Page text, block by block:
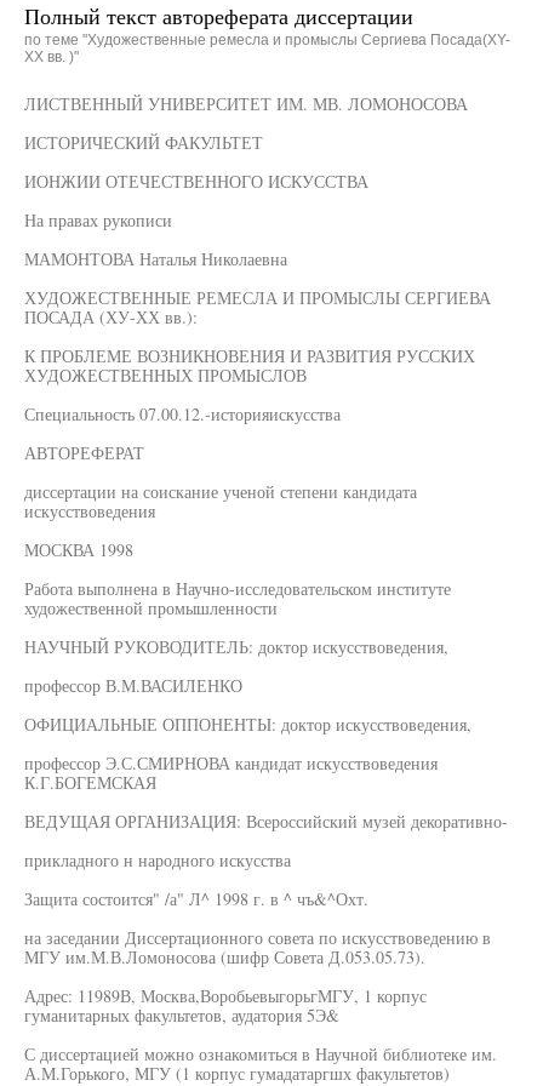
Полный текст автореферата диссертации
по теме "Художественные ремесла и промыслы Сергиева Посада(XY-
XX вв. )"
ЛИСТВЕННЫЙ УНИВЕРСИТЕТ ИМ. МВ. ЛОМОНОСОВА
ИСТОРИЧЕСКИЙ ФАКУЛЬТЕТ
ИОНЖИИ ОТЕЧЕСТВЕННОГО ИСКУССТВА
На правах рукописи
МАМОНТОВА Наталья Николаевна
ХУДОЖЕСТВЕННЫЕ РЕМЕСЛА И ПРОМЫСЛЫ СЕРГИЕВА
ПОСАДА (ХУ-ХХ вв.):
К ПРОБЛЕМЕ ВОЗНИКНОВЕНИЯ И РАЗВИТИЯ РУССКИХ
ХУДОЖЕСТВЕННЫХ ПРОМЫСЛОВ
Специальность 07.00.12.-историяискусства
АВТОРЕФЕРАТ
диссертации на соискание ученой степени кандидата
искусствоведения
МОСКВА 1998
Работа выполнена в Научно-исследовательском институте
художественной промышленности
НАУЧНЫЙ РУКОВОДИТЕЛЬ: доктор искусствоведения,
профессор В.М.ВАСИЛЕНКО
ОФИЦИАЛЬНЫЕ ОППОНЕНТЫ: доктор искусствоведения,
профессор Э.С.СМИРНОВА кандидат искусствоведения
К.Г.БОГЕМСКАЯ
ВЕДУЩАЯ ОРГАНИЗАЦИЯ: Всероссийский музей декоративно-
прикладного н народного искусства
Защита состоится" /а" Л^ 1998 г. в ^ чъ&^Охт.
на заседании Диссертационного совета по искусствоведению в
МГУ им.М.В.Ломоносова (шифр Совета Д.053.05.73).
Адрес: 11989В, Москва,ВоробьевыгорьгМГУ, 1 корпус
гуманитарных факультетов, аудатория 5Э&
С диссертацией можно ознакомиться в Научной библиотеке им.
А.М.Горького, МГУ (1 корпус гумадатаргшх факультетов)